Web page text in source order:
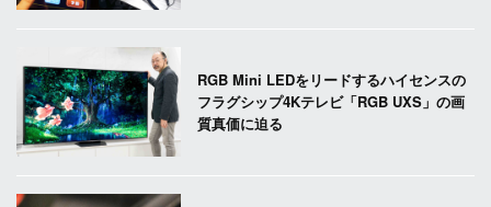
RGB Mini LEDをリードするハイセンスの
フラグシップ4Kテレビ「RGB UXS」の画
質真価に迫る